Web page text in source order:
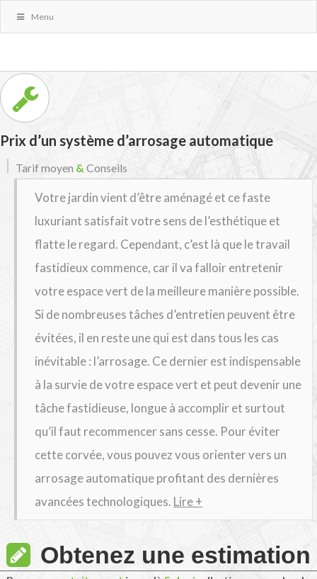
Prix d’un système d’arrosage automatique
Tarif moyen & Conseils
Votre jardin vient d’être aménagé et ce faste
luxuriant satisfait votre sens de l’esthétique et
flatte le regard. Cependant, c’est là que le travail
fastidieux commence, car il va falloir entretenir
votre espace vert de la meilleure manière possible.
Si de nombreuses tâches d’entretien peuvent être
évitées, il en reste une qui est dans tous les cas
inévitable : l’arrosage. Ce dernier est indispensable
à la survie de votre espace vert et peut devenir une
tâche fastidieuse, longue à accomplir et surtout
qu’il faut recommencer sans cesse. Pour éviter
cette corvée, vous pouvez vous orienter vers un
arrosage automatique profitant des dernières
avancées technologiques. Lire +
Obtenez une estimation
Menu